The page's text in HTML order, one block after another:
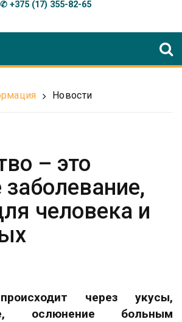
✆ +375 (17) 355-82-65
Новости
– это
заболевание,
человека и
через укусы,
ослюнение больным